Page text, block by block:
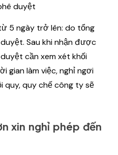
duyệt
5 ngày trở lên: do tổng
Sau khi nhận được
cần xem xét khối
gian làm việc, nghỉ ngơi
quy, quy chế công ty sẽ
xin nghỉ phép đến